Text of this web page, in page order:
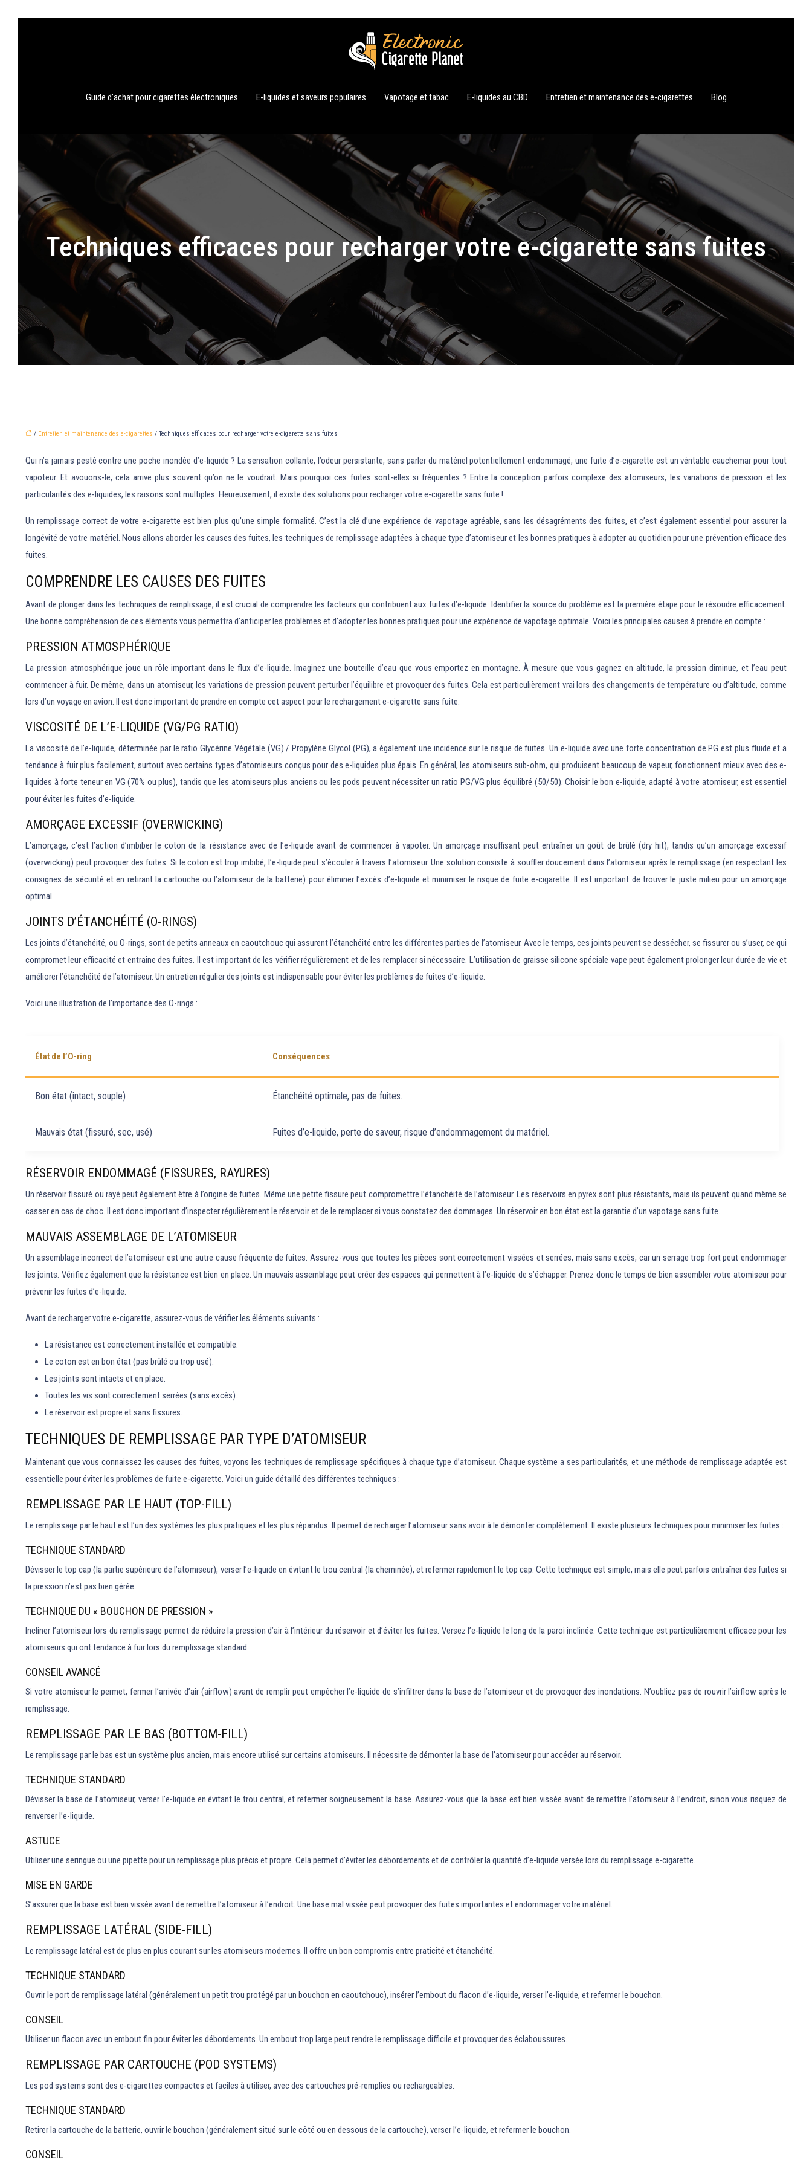
Guide d’achat pour cigarettes électroniques E-liquides et saveurs populaires Vapotage et tabac E-liquides au CBD Entretien et maintenance des e-cigarettes Blog
Techniques efficaces pour recharger votre e-cigarette sans fuites
/ Entretien et maintenance des e-cigarettes / Techniques efficaces pour recharger votre e-cigarette sans fuites
Qui n’a jamais pesté contre une poche inondée d’e-liquide ? La sensation collante, l’odeur persistante, sans parler du matériel potentiellement endommagé, une fuite d’e-cigarette est un véritable cauchemar pour tout
vapoteur. Et avouons-le, cela arrive plus souvent qu’on ne le voudrait. Mais pourquoi ces fuites sont-elles si fréquentes ? Entre la conception parfois complexe des atomiseurs, les variations de pression et les
particularités des e-liquides, les raisons sont multiples. Heureusement, il existe des solutions pour recharger votre e-cigarette sans fuite !
Un remplissage correct de votre e-cigarette est bien plus qu’une simple formalité. C’est la clé d’une expérience de vapotage agréable, sans les désagréments des fuites, et c’est également essentiel pour assurer la
longévité de votre matériel. Nous allons aborder les causes des fuites, les techniques de remplissage adaptées à chaque type d’atomiseur et les bonnes pratiques à adopter au quotidien pour une prévention efficace des
fuites.
COMPRENDRE LES CAUSES DES FUITES
Avant de plonger dans les techniques de remplissage, il est crucial de comprendre les facteurs qui contribuent aux fuites d’e-liquide. Identifier la source du problème est la première étape pour le résoudre efficacement.
Une bonne compréhension de ces éléments vous permettra d’anticiper les problèmes et d’adopter les bonnes pratiques pour une expérience de vapotage optimale. Voici les principales causes à prendre en compte :
PRESSION ATMOSPHÉRIQUE
La pression atmosphérique joue un rôle important dans le flux d’e-liquide. Imaginez une bouteille d’eau que vous emportez en montagne. À mesure que vous gagnez en altitude, la pression diminue, et l’eau peut
commencer à fuir. De même, dans un atomiseur, les variations de pression peuvent perturber l’équilibre et provoquer des fuites. Cela est particulièrement vrai lors des changements de température ou d’altitude, comme
lors d’un voyage en avion. Il est donc important de prendre en compte cet aspect pour le rechargement e-cigarette sans fuite.
VISCOSITÉ DE L’E-LIQUIDE (VG/PG RATIO)
La viscosité de l’e-liquide, déterminée par le ratio Glycérine Végétale (VG) / Propylène Glycol (PG), a également une incidence sur le risque de fuites. Un e-liquide avec une forte concentration de PG est plus fluide et a
tendance à fuir plus facilement, surtout avec certains types d’atomiseurs conçus pour des e-liquides plus épais. En général, les atomiseurs sub-ohm, qui produisent beaucoup de vapeur, fonctionnent mieux avec des e-
liquides à forte teneur en VG (70% ou plus), tandis que les atomiseurs plus anciens ou les pods peuvent nécessiter un ratio PG/VG plus équilibré (50/50). Choisir le bon e-liquide, adapté à votre atomiseur, est essentiel
pour éviter les fuites d’e-liquide.
AMORÇAGE EXCESSIF (OVERWICKING)
L’amorçage, c’est l’action d’imbiber le coton de la résistance avec de l’e-liquide avant de commencer à vapoter. Un amorçage insuffisant peut entraîner un goût de brûlé (dry hit), tandis qu’un amorçage excessif
(overwicking) peut provoquer des fuites. Si le coton est trop imbibé, l’e-liquide peut s’écouler à travers l’atomiseur. Une solution consiste à souffler doucement dans l’atomiseur après le remplissage (en respectant les
consignes de sécurité et en retirant la cartouche ou l’atomiseur de la batterie) pour éliminer l’excès d’e-liquide et minimiser le risque de fuite e-cigarette. Il est important de trouver le juste milieu pour un amorçage
optimal.
JOINTS D’ÉTANCHÉITÉ (O-RINGS)
Les joints d’étanchéité, ou O-rings, sont de petits anneaux en caoutchouc qui assurent l’étanchéité entre les différentes parties de l’atomiseur. Avec le temps, ces joints peuvent se dessécher, se fissurer ou s’user, ce qui
compromet leur efficacité et entraîne des fuites. Il est important de les vérifier régulièrement et de les remplacer si nécessaire. L’utilisation de graisse silicone spéciale vape peut également prolonger leur durée de vie et
améliorer l’étanchéité de l’atomiseur. Un entretien régulier des joints est indispensable pour éviter les problèmes de fuites d’e-liquide.
Voici une illustration de l’importance des O-rings :
État de l’O-ring Conséquences
Bon état (intact, souple) Étanchéité optimale, pas de fuites.
Mauvais état (fissuré, sec, usé) Fuites d’e-liquide, perte de saveur, risque d’endommagement du matériel.
RÉSERVOIR ENDOMMAGÉ (FISSURES, RAYURES)
Un réservoir fissuré ou rayé peut également être à l’origine de fuites. Même une petite fissure peut compromettre l’étanchéité de l’atomiseur. Les réservoirs en pyrex sont plus résistants, mais ils peuvent quand même se
casser en cas de choc. Il est donc important d’inspecter régulièrement le réservoir et de le remplacer si vous constatez des dommages. Un réservoir en bon état est la garantie d’un vapotage sans fuite.
MAUVAIS ASSEMBLAGE DE L’ATOMISEUR
Un assemblage incorrect de l’atomiseur est une autre cause fréquente de fuites. Assurez-vous que toutes les pièces sont correctement vissées et serrées, mais sans excès, car un serrage trop fort peut endommager
les joints. Vérifiez également que la résistance est bien en place. Un mauvais assemblage peut créer des espaces qui permettent à l’e-liquide de s’échapper. Prenez donc le temps de bien assembler votre atomiseur pour
prévenir les fuites d’e-liquide.
Avant de recharger votre e-cigarette, assurez-vous de vérifier les éléments suivants :
La résistance est correctement installée et compatible.
Le coton est en bon état (pas brûlé ou trop usé).
Les joints sont intacts et en place.
Toutes les vis sont correctement serrées (sans excès).
Le réservoir est propre et sans fissures.
TECHNIQUES DE REMPLISSAGE PAR TYPE D’ATOMISEUR
Maintenant que vous connaissez les causes des fuites, voyons les techniques de remplissage spécifiques à chaque type d’atomiseur. Chaque système a ses particularités, et une méthode de remplissage adaptée est
essentielle pour éviter les problèmes de fuite e-cigarette. Voici un guide détaillé des différentes techniques :
REMPLISSAGE PAR LE HAUT (TOP-FILL)
Le remplissage par le haut est l’un des systèmes les plus pratiques et les plus répandus. Il permet de recharger l’atomiseur sans avoir à le démonter complètement. Il existe plusieurs techniques pour minimiser les fuites :
TECHNIQUE STANDARD
Dévisser le top cap (la partie supérieure de l’atomiseur), verser l’e-liquide en évitant le trou central (la cheminée), et refermer rapidement le top cap. Cette technique est simple, mais elle peut parfois entraîner des fuites si
la pression n’est pas bien gérée.
TECHNIQUE DU « BOUCHON DE PRESSION »
Incliner l’atomiseur lors du remplissage permet de réduire la pression d’air à l’intérieur du réservoir et d’éviter les fuites. Versez l’e-liquide le long de la paroi inclinée. Cette technique est particulièrement efficace pour les
atomiseurs qui ont tendance à fuir lors du remplissage standard.
CONSEIL AVANCÉ
Si votre atomiseur le permet, fermer l’arrivée d’air (airflow) avant de remplir peut empêcher l’e-liquide de s’infiltrer dans la base de l’atomiseur et de provoquer des inondations. N’oubliez pas de rouvrir l’airflow après le
remplissage.
REMPLISSAGE PAR LE BAS (BOTTOM-FILL)
Le remplissage par le bas est un système plus ancien, mais encore utilisé sur certains atomiseurs. Il nécessite de démonter la base de l’atomiseur pour accéder au réservoir.
TECHNIQUE STANDARD
Dévisser la base de l’atomiseur, verser l’e-liquide en évitant le trou central, et refermer soigneusement la base. Assurez-vous que la base est bien vissée avant de remettre l’atomiseur à l’endroit, sinon vous risquez de
renverser l’e-liquide.
ASTUCE
Utiliser une seringue ou une pipette pour un remplissage plus précis et propre. Cela permet d’éviter les débordements et de contrôler la quantité d’e-liquide versée lors du remplissage e-cigarette.
MISE EN GARDE
S’assurer que la base est bien vissée avant de remettre l’atomiseur à l’endroit. Une base mal vissée peut provoquer des fuites importantes et endommager votre matériel.
REMPLISSAGE LATÉRAL (SIDE-FILL)
Le remplissage latéral est de plus en plus courant sur les atomiseurs modernes. Il offre un bon compromis entre praticité et étanchéité.
TECHNIQUE STANDARD
Ouvrir le port de remplissage latéral (généralement un petit trou protégé par un bouchon en caoutchouc), insérer l’embout du flacon d’e-liquide, verser l’e-liquide, et refermer le bouchon.
CONSEIL
Utiliser un flacon avec un embout fin pour éviter les débordements. Un embout trop large peut rendre le remplissage difficile et provoquer des éclaboussures.
REMPLISSAGE PAR CARTOUCHE (POD SYSTEMS)
Les pod systems sont des e-cigarettes compactes et faciles à utiliser, avec des cartouches pré-remplies ou rechargeables.
TECHNIQUE STANDARD
Retirer la cartouche de la batterie, ouvrir le bouchon (généralement situé sur le côté ou en dessous de la cartouche), verser l’e-liquide, et refermer le bouchon.
CONSEIL